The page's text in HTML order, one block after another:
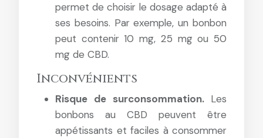
permet de choisir le dosage adapté à
ses besoins. Par exemple, un bonbon
peut contenir 10 mg, 25 mg ou 50
mg de CBD.
Inconvénients
Risque de surconsommation. Les
bonbons au CBD peuvent être
appétissants et faciles à consommer